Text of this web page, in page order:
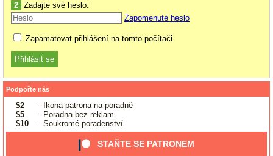
2 Zadajte své heslo:
Zapomenuté heslo
Zapamatovat přihlášení na tomto počítači
Podpořte nás
$2
- Ikona patrona na poradně
$5
- Poradna bez reklam
$10
- Soukromé poradenství
STAŇTE SE PATRONEM